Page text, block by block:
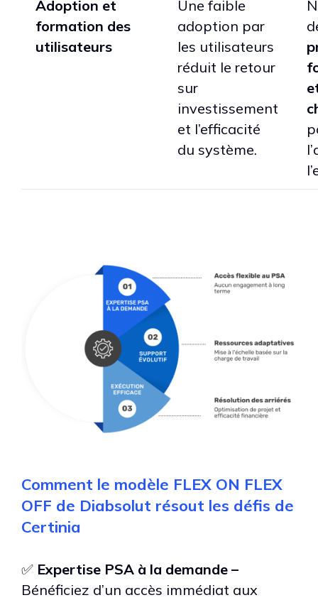
Adoption et
formation des
utilisateurs
Une faible
adoption par
les utilisateurs
réduit le retour
sur
investissement
et l’efficacité
du système.
Comment le modèle FLEX ON FLEX
OFF de Diabsolut résout les défis de
Certinia
✅ Expertise PSA à la demande –
Bénéficiez d’un accès immédiat aux